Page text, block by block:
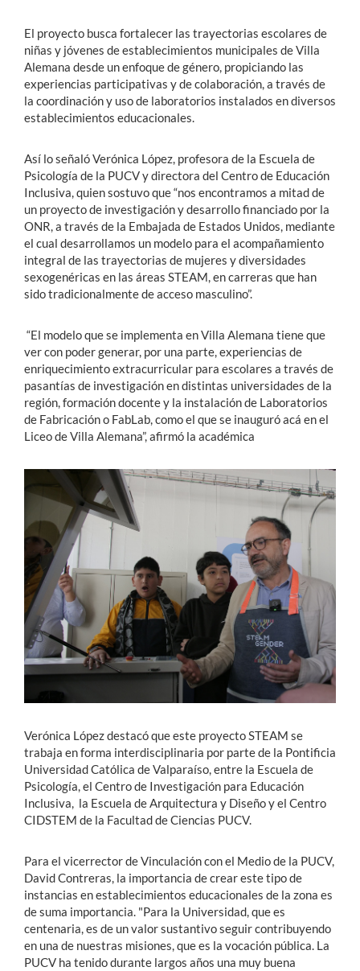
El proyecto busca fortalecer las trayectorias escolares de
niñas y jóvenes de establecimientos municipales de Villa
Alemana desde un enfoque de género, propiciando las
experiencias participativas y de colaboración, a través de
la coordinación y uso de laboratorios instalados en diversos
establecimientos educacionales.
Así lo señaló Verónica López, profesora de la Escuela de
Psicología de la PUCV y directora del Centro de Educación
Inclusiva, quien sostuvo que “nos encontramos a mitad de
un proyecto de investigación y desarrollo financiado por la
ONR, a través de la Embajada de Estados Unidos, mediante
el cual desarrollamos un modelo para el acompañamiento
integral de las trayectorias de mujeres y diversidades
sexogenéricas en las áreas STEAM, en carreras que han
sido tradicionalmente de acceso masculino”.
“El modelo que se implementa en Villa Alemana tiene que
ver con poder generar, por una parte, experiencias de
enriquecimiento extracurricular para escolares a través de
pasantías de investigación en distintas universidades de la
región, formación docente y la instalación de Laboratorios
de Fabricación o FabLab, como el que se inauguró acá en el
Liceo de Villa Alemana”, afirmó la académica
Verónica López destacó que este proyecto STEAM se
trabaja en forma interdisciplinaria por parte de la Pontificia
Universidad Católica de Valparaíso, entre la Escuela de
Psicología, el Centro de Investigación para Educación
Inclusiva, la Escuela de Arquitectura y Diseño y el Centro
CIDSTEM de la Facultad de Ciencias PUCV.
Para el vicerrector de Vinculación con el Medio de la PUCV,
David Contreras, la importancia de crear este tipo de
instancias en establecimientos educacionales de la zona es
de suma importancia. "Para la Universidad, que es
centenaria, es de un valor sustantivo seguir contribuyendo
en una de nuestras misiones, que es la vocación pública. La
PUCV ha tenido durante largos años una muy buena